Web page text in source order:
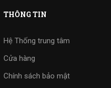
THÔNG TIN
Hệ Thống trung tâm
Cửa hàng
Chính sách bảo mật